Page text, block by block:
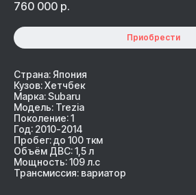
760 000 р.
Приобрести
Страна: Япония
Кузов: Хетчбек
Марка: Subaru
Модель: Trezia
Поколение: 1
Год: 2010-2014
Пробег: до 100 ткм
Объём ДВС: 1,5 л
Мощность: 109 л.с
Трансмиссия: вариатор